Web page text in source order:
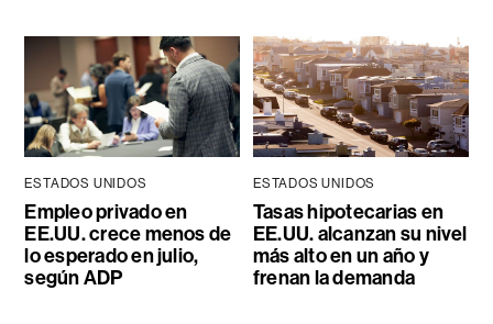
ESTADOS UNIDOS
Empleo privado en
EE.UU. crece menos de
lo esperado en julio,
según ADP
ESTADOS UNIDOS
Tasas hipotecarias en
EE.UU. alcanzan su nivel
más alto en un año y
frenan la demanda